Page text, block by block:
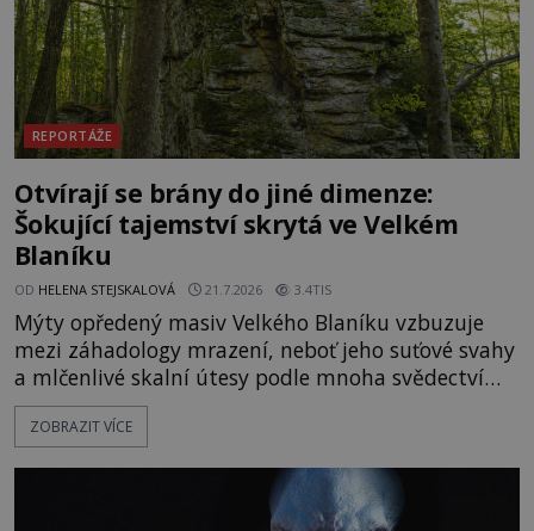
REPORTÁŽE
Otvírají se brány do jiné dimenze:
Šokující tajemství skrytá ve Velkém
Blaníku
OD HELENA STEJSKALOVÁ 21.7.2026 3.4TIS
Mýty opředený masiv Velkého Blaníku vzbuzuje
mezi záhadology mrazení, neboť jeho suťové svahy
a mlčenlivé skalní útesy podle mnoha svědectví
fungují jako anomální zóny, kde selhává lidské
vnímání času i prostoru. Geologické anomálie hory
badatelé zde odkrývají indicie, které propojují
prastaré pohanské kulty, keltské svatyně a zprávy
ZOBRAZIT VÍCE